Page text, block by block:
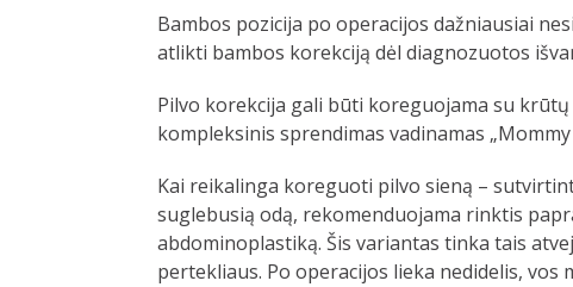
Bambos pozicija po operacijos dažniausiai
atlikti bambos korekciją dėl diagnozuotos
Pilvo korekcija gali būti koreguojama su
kompleksinis sprendimas vadinamas
Kai reikalinga koreguoti pilvo sieną –
suglebusią odą, rekomenduojama rinktis
abdominoplastiką. Šis variantas tinka tais
pertekliaus. Po operacijos lieka nedidelis, vos